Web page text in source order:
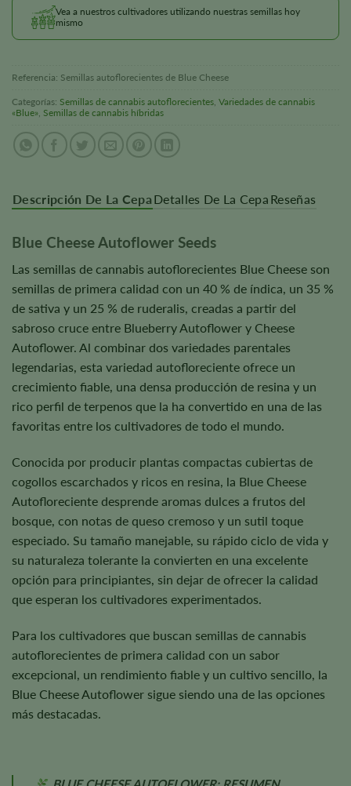
Vea a nuestros cultivadores utilizando nuestras semillas hoy
mismo
Referencia: Semillas autoflorecientes de Blue Cheese
Categorías: Semillas de cannabis autoflorecientes, Variedades de cannabis
«Blue», Semillas de cannabis híbridas
Descripción De La Cepa Detalles De La Cepa Reseñas
Blue Cheese Autoflower Seeds
Las semillas de cannabis autoflorecientes Blue Cheese son
semillas de primera calidad con un 40 % de índica, un 35 %
de sativa y un 25 % de ruderalis, creadas a partir del
sabroso cruce entre Blueberry Autoflower y Cheese
Autoflower. Al combinar dos variedades parentales
legendarias, esta variedad autofloreciente ofrece un
crecimiento fiable, una densa producción de resina y un
rico perfil de terpenos que la ha convertido en una de las
favoritas entre los cultivadores de todo el mundo.
Conocida por producir plantas compactas cubiertas de
cogollos escarchados y ricos en resina, la Blue Cheese
Autofloreciente desprende aromas dulces a frutos del
bosque, con notas de queso cremoso y un sutil toque
especiado. Su tamaño manejable, su rápido ciclo de vida y
su naturaleza tolerante la convierten en una excelente
opción para principiantes, sin dejar de ofrecer la calidad
que esperan los cultivadores experimentados.
Para los cultivadores que buscan semillas de cannabis
autoflorecientes de primera calidad con un sabor
excepcional, un rendimiento fiable y un cultivo sencillo, la
Blue Cheese Autoflower sigue siendo una de las opciones
más destacadas.